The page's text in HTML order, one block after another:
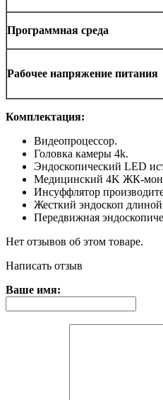
Программная среда
Рабочее напряжение питания
Комплектация:
Видеопроцессор.
Головка камеры 4k.
Эндоскопический LED
Медицинский 4K ЖК-
Инсуффлятор
Жесткий эндоскоп
Передвижная
Нет отзывов об этом товаре.
Написать отзыв
Ваше имя: